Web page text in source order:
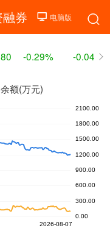
券
-0.29% -0.04
额(万元)